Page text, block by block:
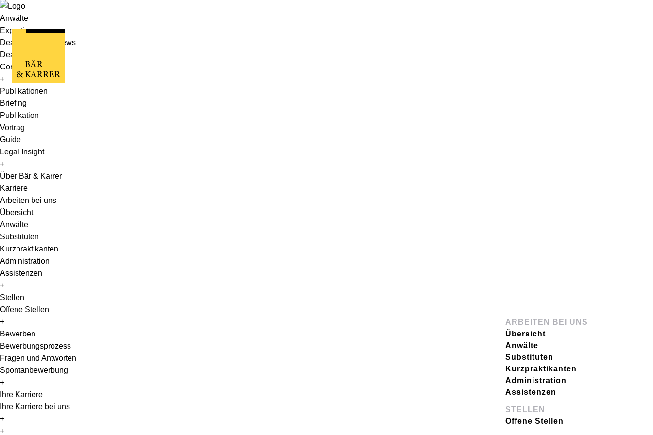
Anwälte
Expertise
Deals, Cases & News
Deals & Cases
Corporate News
+
Publikationen
Briefing
Publikation
Vortrag
Guide
Legal Insight
+
Über Bär & Karrer
Karriere
Arbeiten bei uns
Übersicht
Anwälte
Substituten
Kurzpraktikanten
Administration
Assistenzen
+
Stellen
Offene Stellen
+
Bewerben
Bewerbungsprozess
Fragen und Antworten
Spontanbewerbung
+
Ihre Karriere
Ihre Karriere bei uns
+
+
ARBEITEN BEI UNS
Übersicht
Anwälte
Substituten
Kurzpraktikanten
Administration
Assistenzen
STELLEN
Offene Stellen